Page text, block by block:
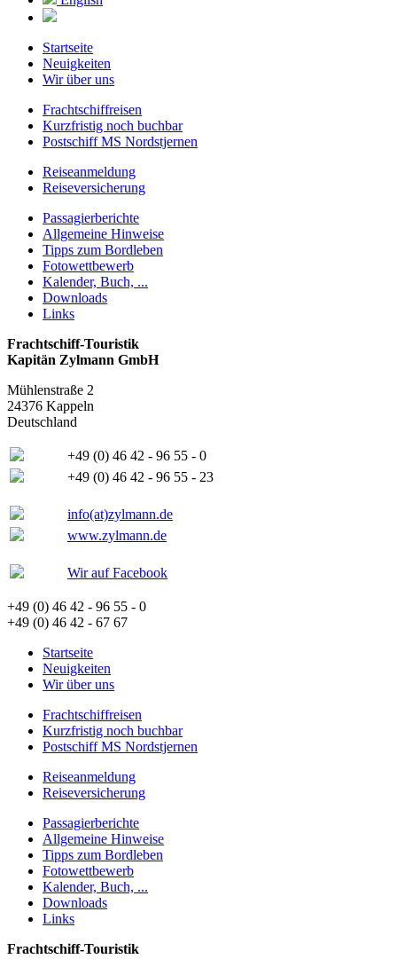
Startseite
Neuigkeiten
Wir über uns
Frachtschiffreisen
Kurzfristig noch buchbar
Postschiff MS Nordstjernen
Reiseanmeldung
Reiseversicherung
Passagierberichte
Allgemeine Hinweise
Tipps zum Bordleben
Fotowettbewerb
Kalender, Buch, ...
Downloads
Links
Frachtschiff-Touristik
Kapitän Zylmann GmbH
Mühlenstraße 2
24376 Kappeln
Deutschland
+49 (0) 46 42 - 96 55 - 0
+49 (0) 46 42 - 96 55 - 23
info(at)zylmann.de
www.zylmann.de
Wir auf Facebook
+49 (0) 46 42 - 96 55 - 0
+49 (0) 46 42 - 67 67
Startseite
Neuigkeiten
Wir über uns
Frachtschiffreisen
Kurzfristig noch buchbar
Postschiff MS Nordstjernen
Reiseanmeldung
Reiseversicherung
Passagierberichte
Allgemeine Hinweise
Tipps zum Bordleben
Fotowettbewerb
Kalender, Buch, ...
Downloads
Links
Frachtschiff-Touristik